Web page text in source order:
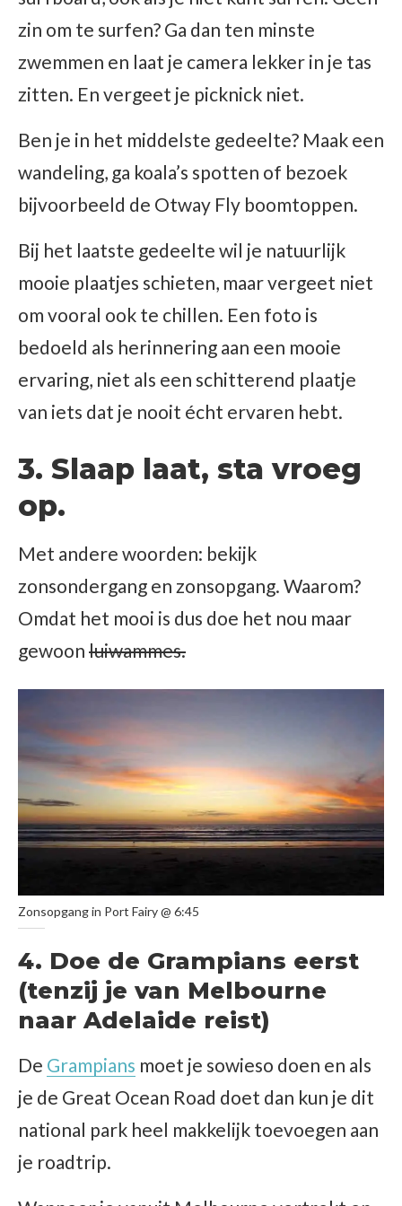
zin om te surfen? Ga dan ten minste
zwemmen en laat je camera lekker in je tas
zitten. En vergeet je picknick niet.
Ben je in het middelste gedeelte? Maak een
wandeling, ga koala’s spotten of bezoek
bijvoorbeeld de Otway Fly boomtoppen.
Bij het laatste gedeelte wil je natuurlijk
mooie plaatjes schieten, maar vergeet niet
om vooral ook te chillen. Een foto is
bedoeld als herinnering aan een mooie
ervaring, niet als een schitterend plaatje
van iets dat je nooit écht ervaren hebt.
3. Slaap laat, sta vroeg
op.
Met andere woorden: bekijk
zonsondergang en zonsopgang. Waarom?
Omdat het mooi is dus doe het nou maar
gewoon luiwammes.
Zonsopgang in Port Fairy @ 6:45
4. Doe de Grampians eerst
(tenzij je van Melbourne
naar Adelaide reist)
De Grampians moet je sowieso doen en als
je de Great Ocean Road doet dan kun je dit
national park heel makkelijk toevoegen aan
je roadtrip.